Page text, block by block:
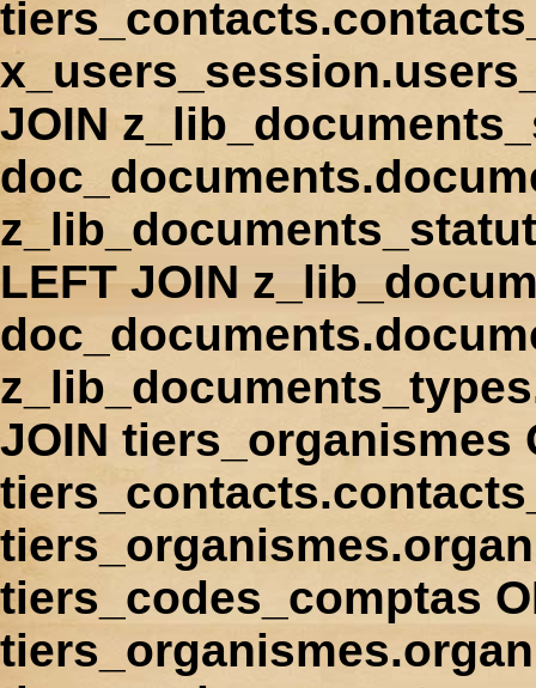
JOIN
LEFT JOIN
JOIN tiers_organismes
tiers_codes_comptas